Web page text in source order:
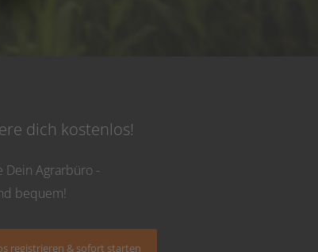
dich kostenlos!
Dein Agrarbüro -
bequem!
registrieren & sofort starten